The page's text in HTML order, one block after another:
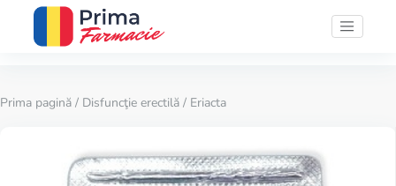
Prima pagină / Disfuncţie erectilă / Eriacta